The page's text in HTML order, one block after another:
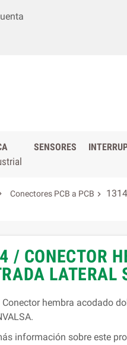
SENSORES
Conectores PCB a PCB 
/ CONECTOR
hembra acodado
información sobre este